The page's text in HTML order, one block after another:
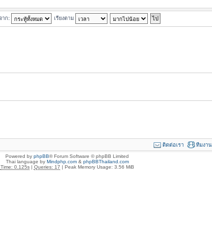
าก: เรียงตาม
ทีมงาน
ติดต่อเรา
Powered by phpBB® Forum Software © phpBB Limited
Thai language by Mindphp.com& phpBBThailand.com
Time: 0.125s| Queries: 17 | Peak Memory Usage: 3.56 MiB